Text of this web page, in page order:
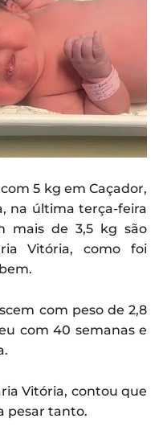
5 kg em Caçador,
na última terça-feira
mais de 3,5 kg são
Vitória, como foi
com peso de 2,8
com 40 semanas e
Vitória, contou que
pesar tanto.